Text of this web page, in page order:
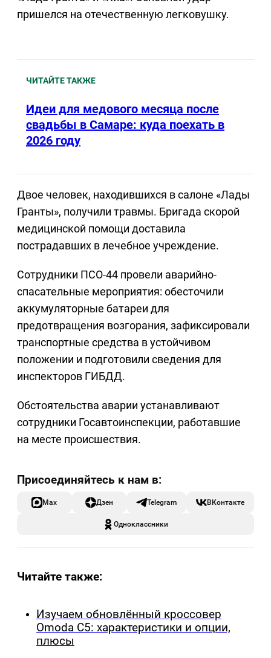
пришелся на отечественную легковушку.
ЧИТАЙТЕ ТАКЖЕ
Идеи для медового месяца после
свадьбы в Самаре: куда поехать в
2026 году
Двое человек, находившихся в салоне «Лады
Гранты», получили травмы. Бригада скорой
медицинской помощи доставила
пострадавших в лечебное учреждение.
Сотрудники ПСО-44 провели аварийно-
спасательные мероприятия: обесточили
аккумуляторные батареи для
предотвращения возгорания, зафиксировали
транспортные средства в устойчивом
положении и подготовили сведения для
инспекторов ГИБДД.
Обстоятельства аварии устанавливают
сотрудники Госавтоинспекции, работавшие
на месте происшествия.
Max Дзен Telegram ВКонтакте
Одноклассники
Читайте также:
Изучаем обновлённый кроссовер
Omoda C5: характеристики и опции,
плюсы